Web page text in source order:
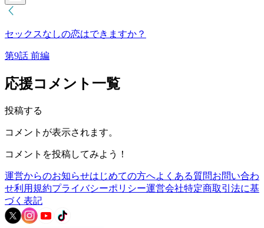
セックスなしの恋はできますか？
第9話 前編
応援コメント一覧
投稿する
コメントが表示されます。
コメントを投稿してみよう！
運営からのお知らせはじめての方へよくある質問お問い合わ
せ利用規約プライバシーポリシー運営会社特定商取引法に基
づく表記